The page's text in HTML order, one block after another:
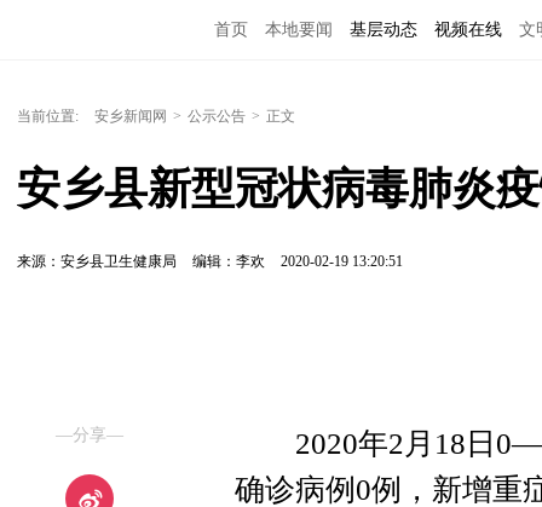
首页 本地要闻 基层动态 视频在线 文
当前位置: 安乡新闻网 > 公示公告 > 正文
安乡县新型冠状病毒肺炎
来源：安乡县卫生健康局 编辑：李欢 2020-02-19 13:20:51
—分享—
2020年2月18日
确诊病例0例，新增重